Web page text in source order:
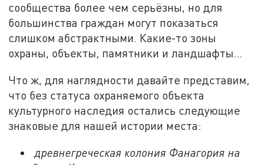
сообщества более чем серьёзны, но для
большинства граждан могут показаться
слишком абстрактными. Какие-то зоны
охраны, объекты, памятники и ландшафты…
Что ж, для наглядности давайте представим,
что без статуса охраняемого объекта
культурного наследия остались следующие
знаковые для нашей истории места:
древнегреческая колония Фанагория на